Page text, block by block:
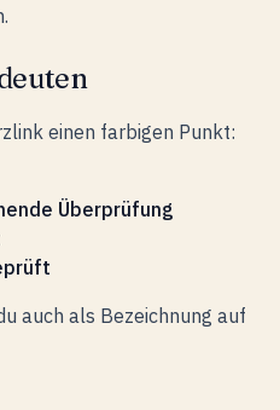
einen farbigen Punkt:
Überprüfung
auch als Bezeichnung auf